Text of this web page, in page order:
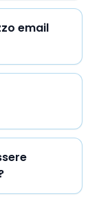
email